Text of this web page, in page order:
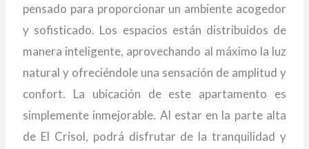
pensado para proporcionar un ambiente acogedor
y sofisticado. Los espacios están distribuidos de
manera inteligente, aprovechando al máximo la luz
natural y ofreciéndole una sensación de amplitud y
confort. La ubicación de este apartamento es
simplemente inmejorable. Al estar en la parte alta
de El Crisol, podrá disfrutar de la tranquilidad y